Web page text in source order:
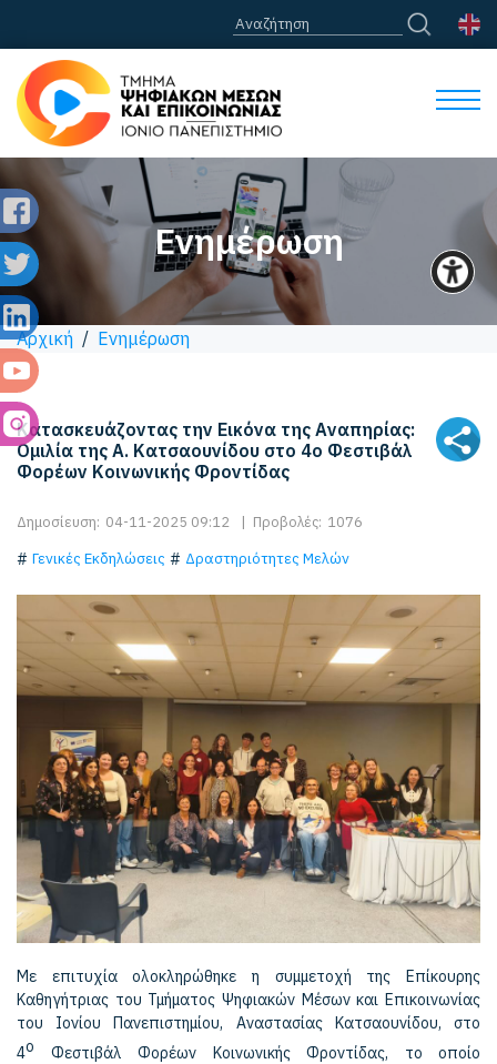
Ενημέρωση
Αρχική / Ενημέρωση
Κατασκευάζοντας την Εικόνα της Αναπηρίας:
Ομιλία της Α. Κατσαουνίδου στο 4ο Φεστιβάλ
Φορέων Κοινωνικής Φροντίδας
Δημοσίευση: 04-11-2025 09:12 | Προβολές: 1076
Γενικές Εκδηλώσεις Δραστηριότητες Μελών
Με επιτυχία ολοκληρώθηκε η συμμετοχή της Επίκουρης
Καθηγήτριας του Τμήματος Ψηφιακών Μέσων και Επικοινωνίας
του Ιονίου Πανεπιστημίου, Αναστασίας Κατσαουνίδου, στο
4ο
Φεστιβάλ Φορέων Κοινωνικής Φροντίδας, το οποίο